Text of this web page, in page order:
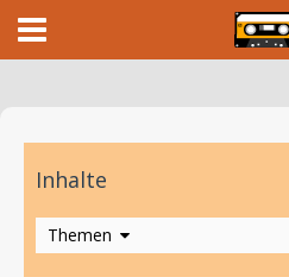
Inhalte
Themen